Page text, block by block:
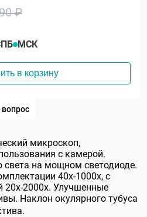
₽
МСК
в корзину
микроскоп,
с камерой.
света на мощном светодиоде.
40х-1000х, с
20х-2000х. Улучшенные
Наклон окулярного тубуса